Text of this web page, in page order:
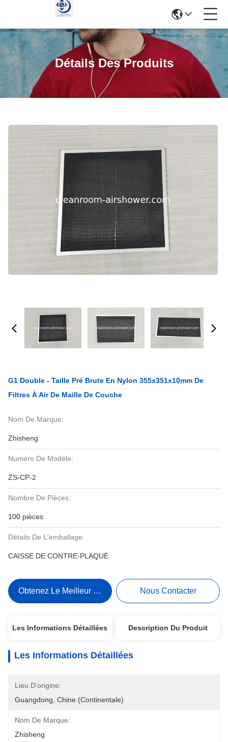
Détails Des Produits
G1 Double - Taille Pré Brute En Nylon 355x351x10mm De
Filtres À Air De Maille De Couche
Nom De Marque:
Zhisheng
Numéro De Modèle:
ZS-CP-2
Nombre De Pièces:
100 pièces
Détails De L'emballage:
CAISSE DE CONTRE-PLAQUÉ
Obtenez Le Meilleur Prix Nous Contacter
Les Informations Détaillées Description Du Produit
Les Informations Détaillées
Lieu D'origine:
Guangdong, Chine (continentale)
Nom De Marque:
Zhisheng